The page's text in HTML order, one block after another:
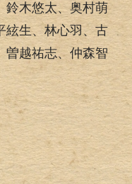
鈴木悠太、奥村萌
絃生、林心羽、古
曽越祐志、仲森智